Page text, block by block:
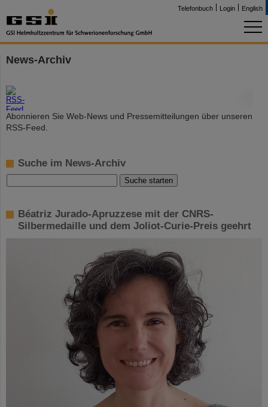
Telefonbuch Login English
News-Archiv
Abonnieren Sie Web-News und Pressemitteilungen über unseren
RSS-Feed.
Suche im News-Archiv
Béatriz Jurado-Apruzzese mit der CNRS-
Silbermedaille und dem Joliot-Curie-Preis geehrt